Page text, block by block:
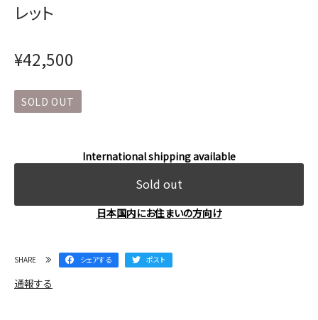
レット
¥42,500
SOLD OUT
International shipping available
Sold out
日本国内にお住まいの方向け
SHARE シェアする ポスト
通報する